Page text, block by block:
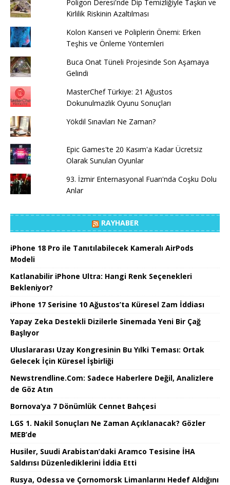
Poligon Deresi'nde Dip Temizliğiyle Taşkın ve
Kirlilik Riskinin Azaltılması
Kolon Kanseri ve Poliplerin Önemi: Erken
Teşhis ve Önleme Yöntemleri
Buca Onat Tüneli Projesinde Son Aşamaya
Gelindi
MasterChef Türkiye: 21 Ağustos
Dokunulmazlık Oyunu Sonuçları
Yökdil Sınavları Ne Zaman?
Epic Games'te 20 Kasım'a Kadar Ücretsiz
Olarak Sunulan Oyunlar
93. İzmir Enternasyonal Fuarı'nda Coşku Dolu
Anlar
RAYHABER
iPhone 18 Pro ile Tanıtılabilecek Kameralı AirPods
Modeli
Katlanabilir iPhone Ultra: Hangi Renk Seçenekleri
Bekleniyor?
iPhone 17 Serisine 10 Ağustos’ta Küresel Zam İddiası
Yapay Zeka Destekli Dizilerle Sinemada Yeni Bir Çağ
Başlıyor
Uluslararası Uzay Kongresinin Bu Yılki Teması: Ortak
Gelecek İçin Küresel İşbirliği
Newstrendline.Com: Sadece Haberlere Değil, Analizlere
de Göz Atın
Bornova’ya 7 Dönümlük Cennet Bahçesi
LGS 1. Nakil Sonuçları Ne Zaman Açıklanacak? Gözler
MEB’de
Husiler, Suudi Arabistan’daki Aramco Tesisine İHA
Saldırısı Düzenlediklerini İddia Etti
Rusya, Odessa ve Çornomorsk Limanlarını Hedef Aldığını